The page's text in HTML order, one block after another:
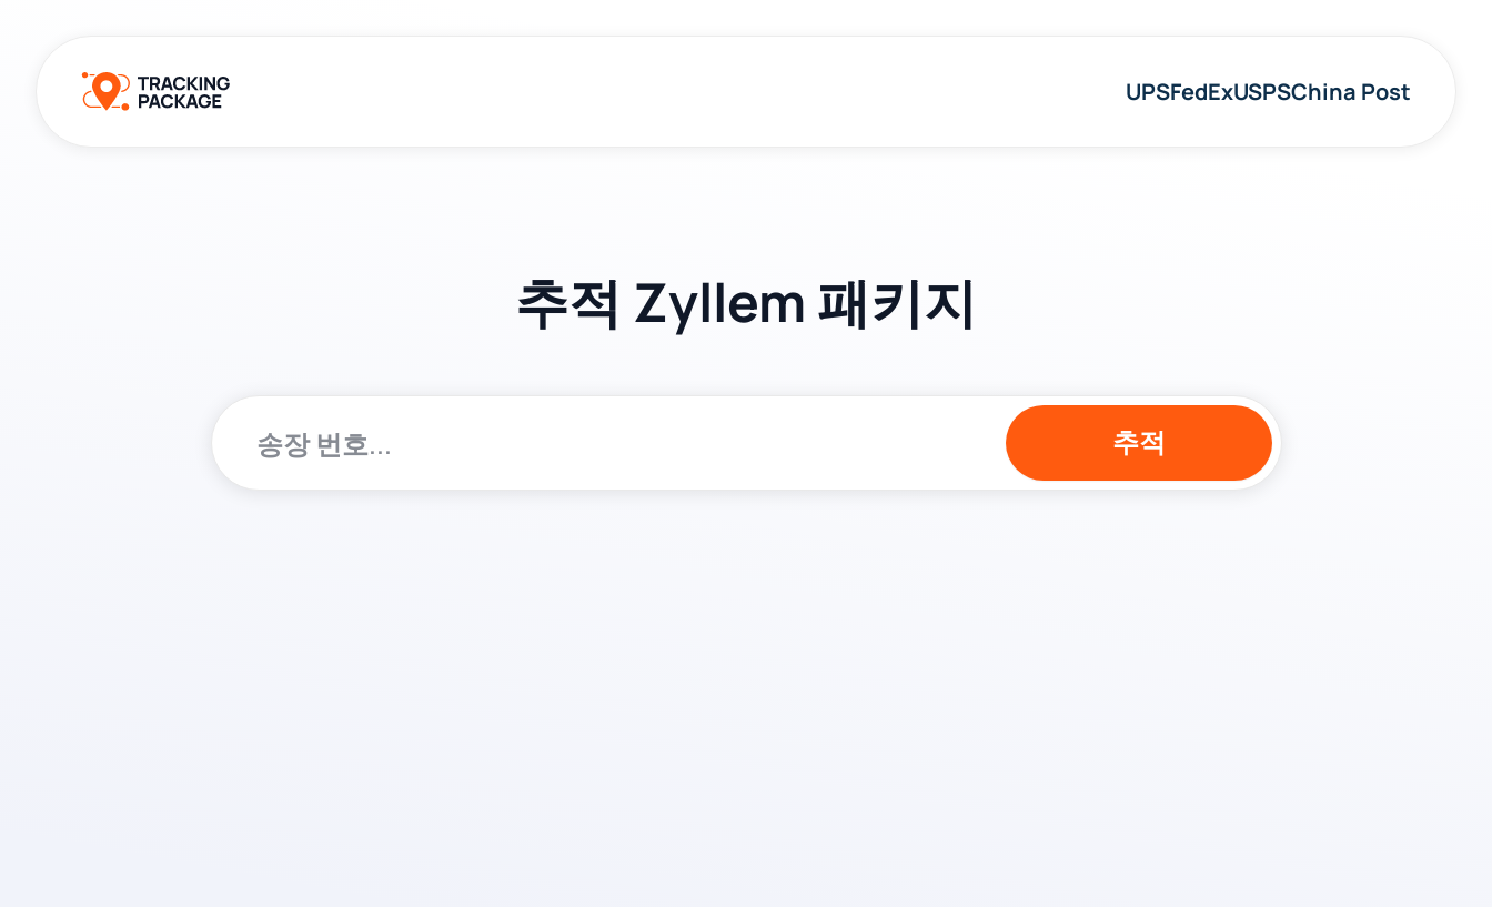
UPSFedExUSPSChina Post
추적 Zyllem 패키지
추적